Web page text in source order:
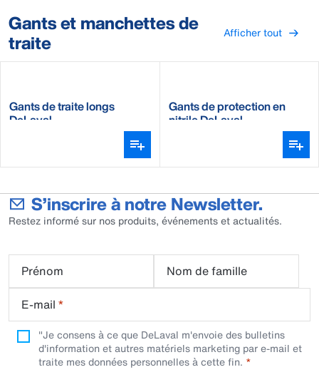
Gants et manchettes de
traite Afficher tout
Gants de traite longs
DeLaval
Gants de protection en
nitrile DeLaval
S’inscrire à notre Newsletter.
Restez informé sur nos produits, événements et actualités.
Prénom
Nom de famille
E-mail *
"Je consens à ce que DeLaval m'envoie des bulletins
d'information et autres matériels marketing par e-mail et
traite mes données personnelles à cette fin.